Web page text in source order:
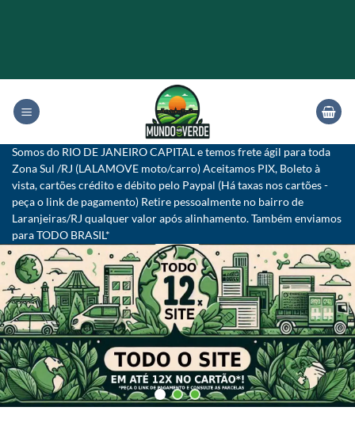
content
Somos do RIO DE JANEIRO CAPITAL e temos frete ágil para toda
Zona Sul /RJ (LALAMOVE moto/carro) Aceitamos PIX, Boleto à
vista, cartões crédito e débito pelo Paypal (Há taxas nos cartões -
peça o link de pagamento) Retire pessoalmente no bairro de
Laranjeiras/RJ qualquer valor após alinhamento. Também enviamos
para TODO BRASIL*